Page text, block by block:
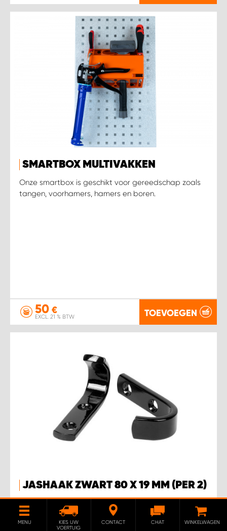
SMARTBOX MULTIVAKKEN
Onze smartbox is geschikt voor gereedschap zoals
tangen, voorhamers, hamers en boren.
50 €
EXCL. 21 % BTW TOEVOEGEN
JASHAAK ZWART 80 X 19 MM (PER 2)
Jashaak 80x19 mm wordt per twee geleverd.
MENU
KIES UW
VOERTUIG
CONTACT CHAT WINKELWAGEN